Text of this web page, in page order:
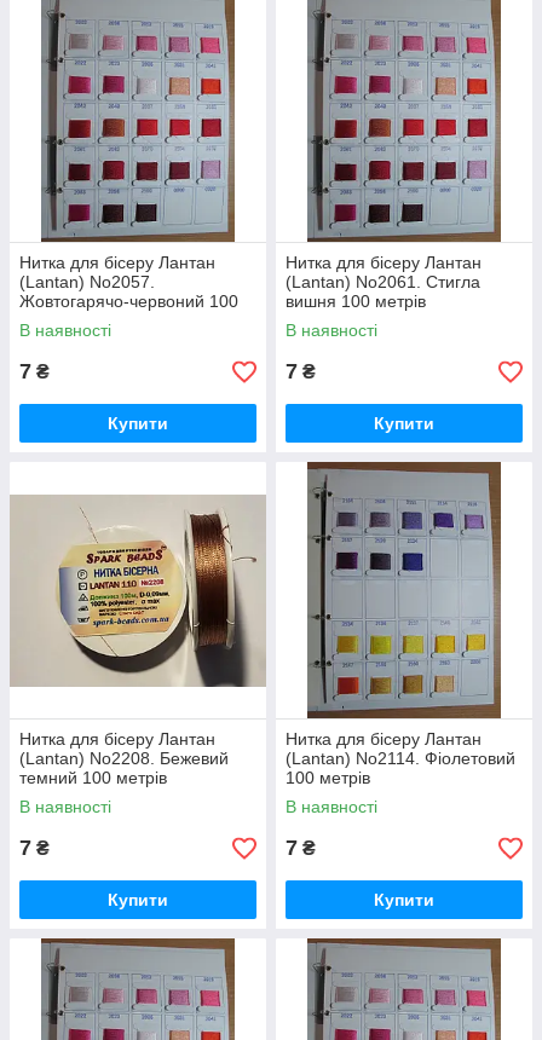
Нитка для бісеру Лантан
(Lantan) No2057.
Жовтогарячо-червоний 100
метрів
В наявності
7 ₴
Купити
Нитка для бісеру Лантан
(Lantan) No2061. Стигла
вишня 100 метрів
В наявності
7 ₴
Купити
Нитка для бісеру Лантан
(Lantan) No2208. Бежевий
темний 100 метрів
В наявності
7 ₴
Купити
Нитка для бісеру Лантан
(Lantan) No2114. Фіолетовий
100 метрів
В наявності
7 ₴
Купити